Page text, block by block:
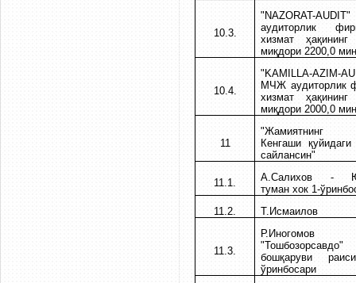
10.3.
"NAZORAT-
аудиторлик
хизмат
миқдори 2200,0
10.4.
"KAMILLA-AZIM-
МЧЖ аудиторлик
хизмат
миқдори 2000,0
11
"Жамиятнинг
Кенгаши қуйидаги
сайлансин"
11.1.
А.Салихов -
туман хок 1-
11.2.
Т.Исмаилов
11.3.
"Тошбозорсавдо"
бошқаруви
ўринбосари